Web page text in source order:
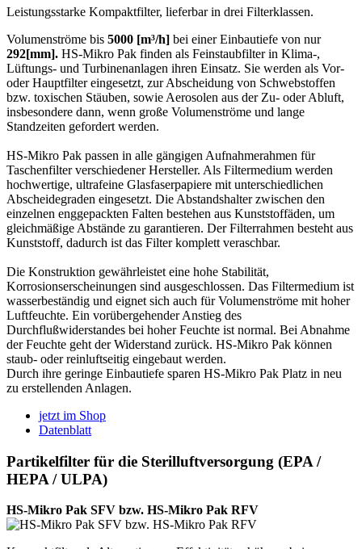
Leistungsstarke Kompaktfilter, lieferbar in drei Filterklassen.
Volumenströme bis 5000 [m³/h] bei einer Einbautiefe von nur
292[mm]. HS-Mikro Pak finden als Feinstaubfilter in Klima-,
Lüftungs- und Turbinenanlagen ihren Einsatz. Sie werden als Vor-
oder Hauptfilter eingesetzt, zur Abscheidung von Schwebstoffen
bzw. toxischen Stäuben, sowie Aerosolen aus der Zu- oder Abluft,
insbesondere dann, wenn große Volumenströme und lange
Standzeiten gefordert werden.
HS-Mikro Pak passen in alle gängigen Aufnahmerahmen für
Taschenfilter verschiedener Hersteller. Als Filtermedium werden
hochwertige, ultrafeine Glasfaserpapiere mit unterschiedlichen
Abscheidegraden eingesetzt. Die Abstandshalter zwischen den
einzelnen enggepackten Falten bestehen aus Kunststoffäden, um
gleichmäßige Abstände zu garantieren. Der Filterrahmen besteht aus
Kunststoff, dadurch ist das Filter komplett veraschbar.
Die Konstruktion gewährleistet eine hohe Stabilität,
Korrosionserscheinungen sind ausgeschlossen. Das Filtermedium ist
wasserbeständig und eignet sich auch für Volumenströme mit hoher
Luftfeuchte. Ein vorübergehender Anstieg des
Durchflußwiderstandes bei hoher Feuchte ist normal. Bei Abnahme
der Feuchte geht der Widerstand zurück. HS-Mikro Pak können
staub- oder reinluftseitig eingebaut werden.
Durch ihre geringe Einbautiefe sparen HS-Mikro Pak Platz in neu
zu erstellenden Anlagen.
jetzt im Shop
Datenblatt
Partikelfilter für die Sterilluftversorgung (EPA /
HEPA / ULPA)
HS-Mikro Pak SFV bzw. HS-Mikro Pak RFV